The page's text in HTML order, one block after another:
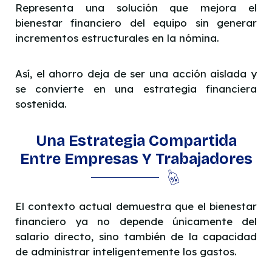
Representa una solución que mejora el
bienestar financiero del equipo sin generar
incrementos estructurales en la nómina.
Así, el ahorro deja de ser una acción aislada y
se convierte en una estrategia financiera
sostenida.
Una Estrategia Compartida
Entre Empresas Y Trabajadores
El contexto actual demuestra que el bienestar
financiero ya no depende únicamente del
salario directo, sino también de la capacidad
de administrar inteligentemente los gastos.